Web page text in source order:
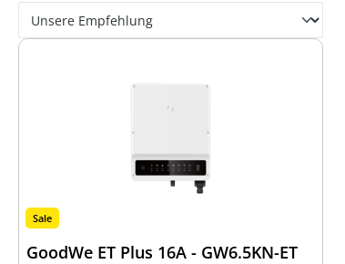
Sale
GoodWe ET Plus 16A - GW6.5KN-ET